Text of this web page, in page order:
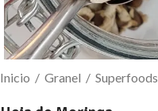
Inicio / Granel / Superfoods